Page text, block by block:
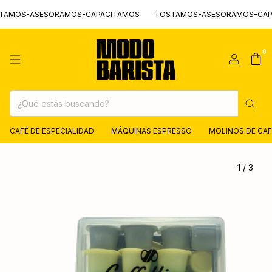
ASESORAMOS-CAPACITAMOS TOSTAMOS-ASESORAMOS-
0
CAFÉ DE ESPECIALIDAD MÁQUINAS ESPRESSO MOLINOS DE
1 / 3